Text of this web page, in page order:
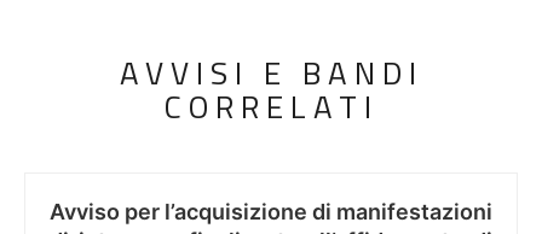
AVVISI E BANDI
CORRELATI
Avviso per l’acquisizione di manifestazioni